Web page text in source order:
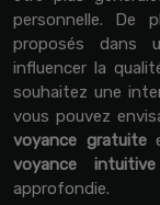
personnelle. De
proposés dans
influencer la
souhaitez une
vous pouvez
voyance gratuite
voyance
approfondie.